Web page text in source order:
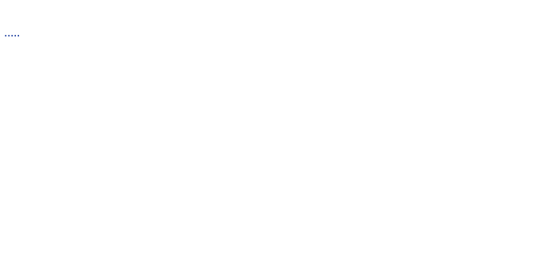
فیش مادگی آداپتور مناسب برای نصب و سیم کشی تمام دوربین های مدار بسته قابل اتصال به آداپتور و .....